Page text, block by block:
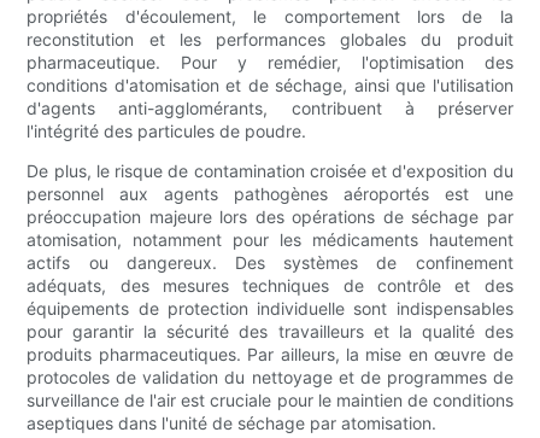
propriétés d'écoulement, le comportement lors de la
reconstitution et les performances globales du produit
pharmaceutique. Pour y remédier, l'optimisation des
conditions d'atomisation et de séchage, ainsi que l'utilisation
d'agents anti-agglomérants, contribuent à préserver
l'intégrité des particules de poudre.
De plus, le risque de contamination croisée et d'exposition du
personnel aux agents pathogènes aéroportés est une
préoccupation majeure lors des opérations de séchage par
atomisation, notamment pour les médicaments hautement
actifs ou dangereux. Des systèmes de confinement
adéquats, des mesures techniques de contrôle et des
équipements de protection individuelle sont indispensables
pour garantir la sécurité des travailleurs et la qualité des
produits pharmaceutiques. Par ailleurs, la mise en œuvre de
protocoles de validation du nettoyage et de programmes de
surveillance de l'air est cruciale pour le maintien de conditions
aseptiques dans l'unité de séchage par atomisation.